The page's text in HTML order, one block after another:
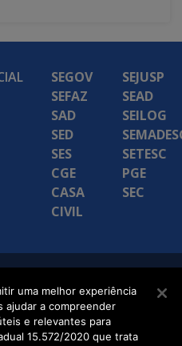
SEGOV
SEFAZ
SAD
SED
SES
CGE
CASA
CIVIL
SEJUSP
SEAD
SEILOG
SETESC
PGE
SEC
uma melhor experiência
ajudar a compreender
e relevantes para
15.572/2020 que trata